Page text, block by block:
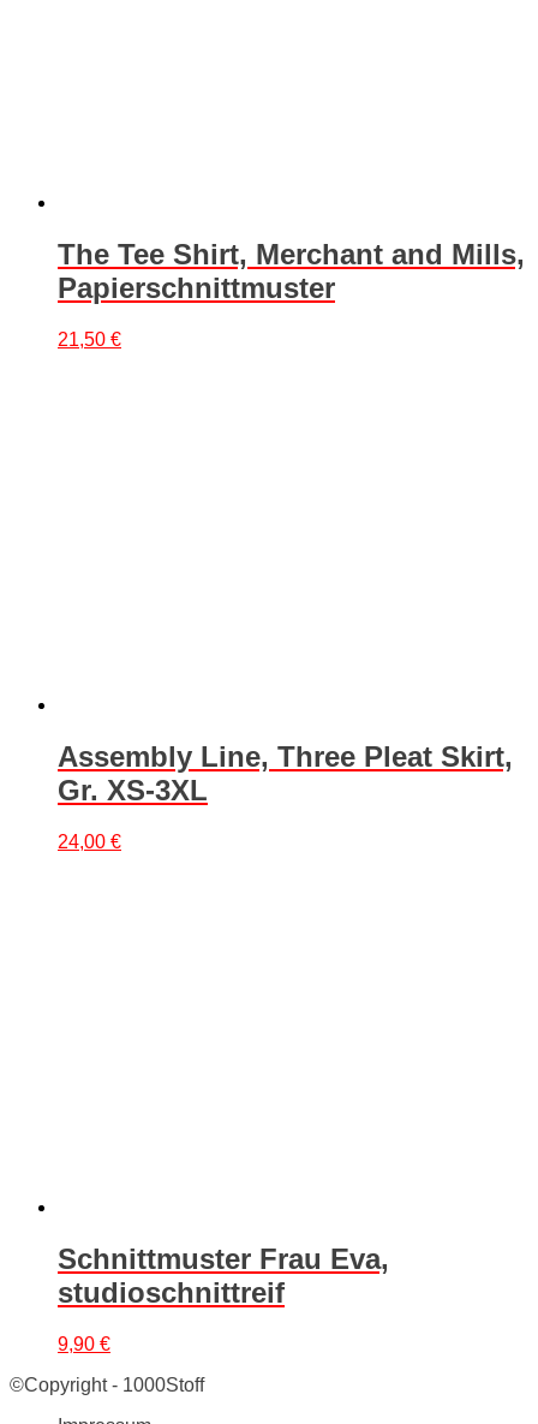
The Tee Shirt, Merchant and Mills,
Papierschnittmuster
21,50 €
Assembly Line, Three Pleat Skirt,
Gr. XS-3XL
24,00 €
Schnittmuster Frau Eva,
studioschnittreif
9,90 €
©Copyright - 1000Stoff